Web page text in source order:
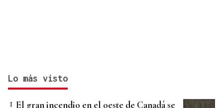
Lo más visto
El gran incendio en el oeste de Canadá se